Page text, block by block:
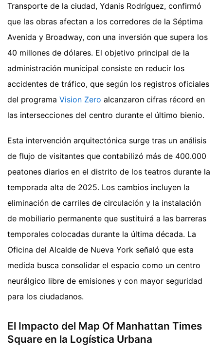
Transporte de la ciudad, Ydanis Rodríguez, confirmó
que las obras afectan a los corredores de la Séptima
Avenida y Broadway, con una inversión que supera los
40 millones de dólares. El objetivo principal de la
administración municipal consiste en reducir los
accidentes de tráfico, que según los registros oficiales
del programa Vision Zero alcanzaron cifras récord en
las intersecciones del centro durante el último bienio.
Esta intervención arquitectónica surge tras un análisis
de flujo de visitantes que contabilizó más de 400.000
peatones diarios en el distrito de los teatros durante la
temporada alta de 2025. Los cambios incluyen la
eliminación de carriles de circulación y la instalación
de mobiliario permanente que sustituirá a las barreras
temporales colocadas durante la última década. La
Oficina del Alcalde de Nueva York señaló que esta
medida busca consolidar el espacio como un centro
neurálgico libre de emisiones y con mayor seguridad
para los ciudadanos.
El Impacto del Map Of Manhattan Times
Square en la Logística Urbana